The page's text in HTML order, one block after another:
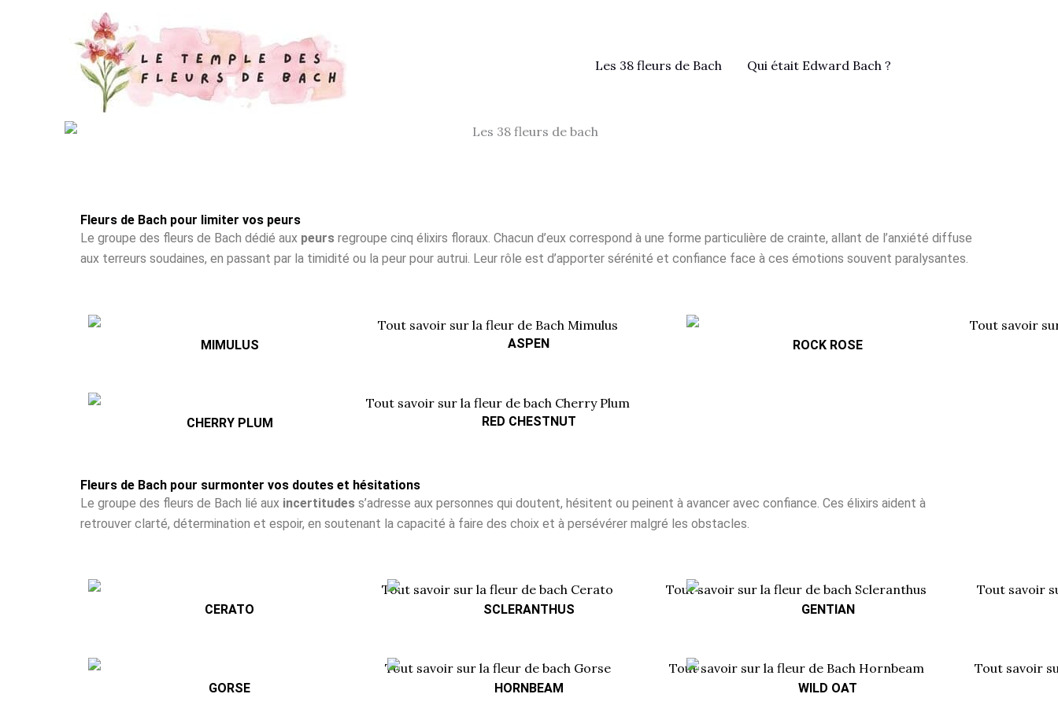
Les 38 fleurs de Bach
Qui était Edward Bach ?
Fleurs de Bach pour limiter vos peurs
Le groupe des fleurs de Bach dédié aux peurs regroupe cinq élixirs floraux. Chacun d’eux correspond à une forme particulière de crainte, allant de l’anxiété diffuse
aux terreurs soudaines, en passant par la timidité ou la peur pour autrui. Leur rôle est d’apporter sérénité et confiance face à ces émotions souvent paralysantes.
MIMULUS ASPEN ROCK ROSE
CHERRY PLUM RED CHESTNUT
Fleurs de Bach pour surmonter vos doutes et hésitations
Le groupe des fleurs de Bach lié aux incertitudes s’adresse aux personnes qui doutent, hésitent ou peinent à avancer avec confiance. Ces élixirs aident à
retrouver clarté, détermination et espoir, en soutenant la capacité à faire des choix et à persévérer malgré les obstacles.
CERATO SCLERANTHUS GENTIAN
GORSE HORNBEAM WILD OAT